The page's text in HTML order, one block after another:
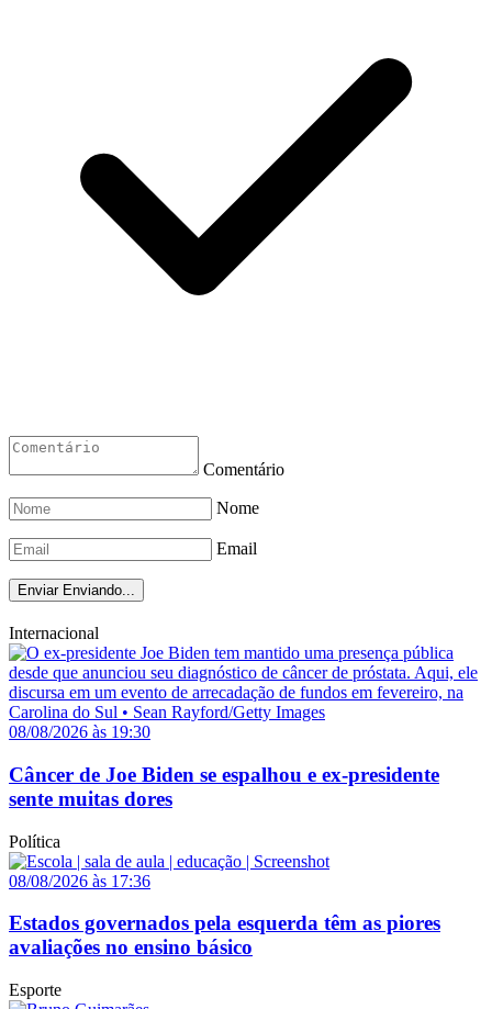
Comentário
Nome
Email
Enviar Enviando...
Internacional
08/08/2026 às 19:30
Câncer de Joe Biden se espalhou e ex-presidente
sente muitas dores
Política
08/08/2026 às 17:36
Estados governados pela esquerda têm as piores
avaliações no ensino básico
Esporte